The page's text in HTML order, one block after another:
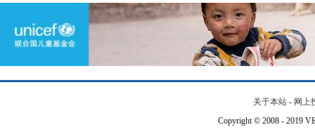
关于本站 - 网上
Copyright © 2008 - 2019